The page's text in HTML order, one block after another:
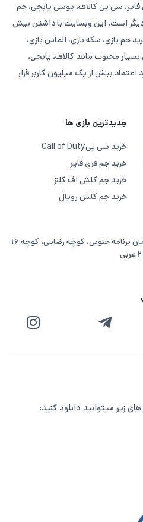
شده که هر لحظه نیازمند تصمیم‌
دومزدی انتخابی مناسب برای
و نفس‌گیر علاقه دارند.
یا خرید جم برای ارتقاء سریع‌تر و
ایران موجو با تحویل فوری،
انتخابی مطمئن برای شماست.
کنیم؟
سبک بقاست که در دنیای
منابع محدود و تهدیدها و
بر فرار کردن و زنده ماندن تاکید
را به‌ صورت هوشمندانه در دل
هنری قوی و امکان پیشرفت
بازی، تجربه‌ای عمیق و مستمر را
فایر، سی پی کالاف، یوسی پابجی، جم
دیگر است. این وبسایت با داشتن بیش
جم بازی، سکه بازی، الماس بازی،
محبوب مانند کالاف، پابجی،
بیش از یک میلیون کاربر قرار
جدیدترین بازی ها
خرید سی پیCall of Duty
خرید جم فری فایر
خرید جم کلش اف کلنز
خرید جم کلش رویال
تهران، بلوار فردوس غرب، سازمان برنامه جنوبی، کوچه رضایی، کوچه ۱۶
زیر میتوانید دانلود کنید: